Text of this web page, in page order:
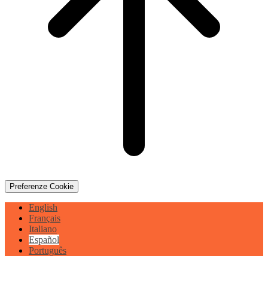
Preferenze Cookie
English
Français
Italiano
Español
Português